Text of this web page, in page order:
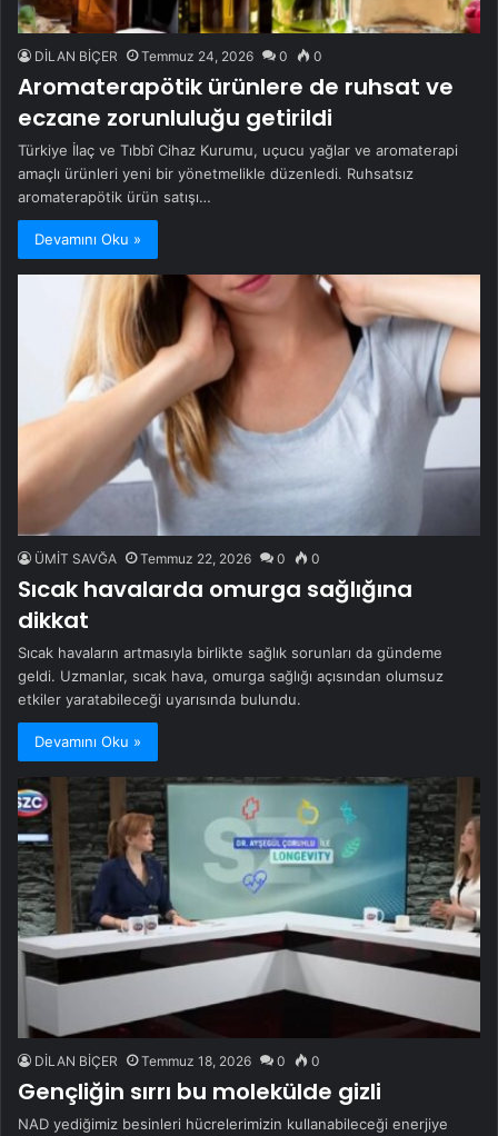
DİLAN BİÇER Temmuz 24, 2026 0 0
Aromaterapötik ürünlere de ruhsat ve
eczane zorunluluğu getirildi
Türkiye İlaç ve Tıbbî Cihaz Kurumu, uçucu yağlar ve aromaterapi
amaçlı ürünleri yeni bir yönetmelikle düzenledi. Ruhsatsız
aromaterapötik ürün satışı…
Devamını Oku »
ÜMİT SAVĞA Temmuz 22, 2026 0 0
Sıcak havalarda omurga sağlığına
dikkat
Sıcak havaların artmasıyla birlikte sağlık sorunları da gündeme
geldi. Uzmanlar, sıcak hava, omurga sağlığı açısından olumsuz
etkiler yaratabileceği uyarısında bulundu.
Devamını Oku »
DİLAN BİÇER Temmuz 18, 2026 0 0
Gençliğin sırrı bu molekülde gizli
NAD yediğimiz besinleri hücrelerimizin kullanabileceği enerjiye